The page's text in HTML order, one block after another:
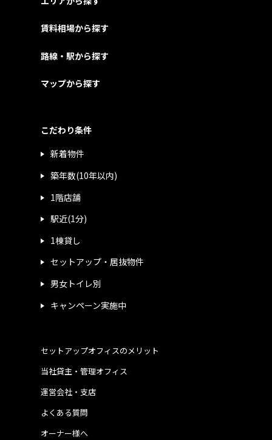
賃料相場から探す
路線・駅から探す
マップから探す
こだわり条件
新着物件
築年数(10年以内)
1階店舗
駅近(1分)
1棟貸し
セットアップ・居抜物件
男女トイレ別
キャンペーン実施中
運営会社・支店
よくある質問
当社貸主・管理オフィス
オーナー様へ
セットアップオフィスのメリット